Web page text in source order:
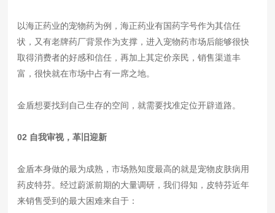
以海正药业的宠物药为例，海正药业有国药字号作为其信任
状，又有老牌药厂背景作为支撑，进入宠物药市场后能够很快
取得消费者的好感和信任，再加上其定价亲民，销售渠道丰
富，很快就在市场中占有一席之地。
金盾想要找到自己生存的空间，就需要找准定位开辟道路。
02 自我审视，革旧迎新
金盾本身做的最为成熟，市场熟知度最高的就是宠物皮肤病用
药皮特芬。经过蔚派前期的大量调研，我们得知，皮特芬近年
来销售受到的最大困难来自于：